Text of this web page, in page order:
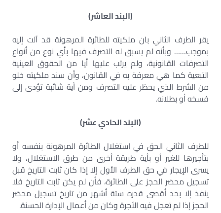
(البند العاشر)
يقر الطرف الثاني بان ملكيته للطائرة المرهونة قد آلت إليه
بموجب…… وبأنه لم يسبق له التصرف فيها بأي نوع من أنواع
التصرفات القانونية، ولم يرتب عليها أيا من الحقوق العينية
التبعية كما هي معرفة به في القانون، وأن سند ملكيته خلو
من الشرط الذي يحظر عليه التصرف ومن أية شائبة تؤدى إلى
فسخه أو بطلانه.
(البند الحادي عشر)
للطرف الثاني الحق في استغلال الطائرة المرهونة بنفسه أو
بتأجيرها للغير أو بأية طريقة أخرى من طرق الاستغلال، ولا
يسرى الإيجار في حق الطرف الأول إلا إذا كان ثابت التاريخ قبل
تسجيل محضر الحجز على الطائرة، فأن لم يكن ثابت التاريخ فلا
ينفذ إلا بحد أقصى قدره ستة أشهر من تاريخ تسجيل محضر
الحجز إذا لم تعجل فيه الأجرة وكان من أعمال الإدارة الحسنة.